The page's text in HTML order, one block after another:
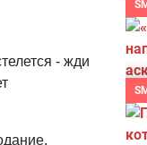
- жди